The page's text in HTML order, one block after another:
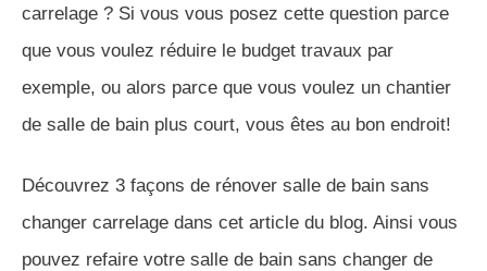
carrelage ? Si vous vous posez cette question parce
que vous voulez réduire le budget travaux par
exemple, ou alors parce que vous voulez un chantier
de salle de bain plus court, vous êtes au bon endroit!
Découvrez 3 façons de rénover salle de bain sans
changer carrelage dans cet article du blog. Ainsi vous
pouvez refaire votre salle de bain sans changer de